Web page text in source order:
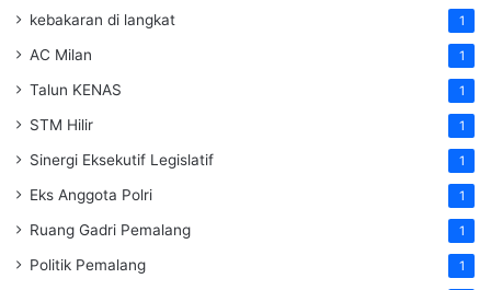
kebakaran di langkat 1
AC Milan 1
Talun KENAS 1
STM Hilir 1
Sinergi Eksekutif Legislatif 1
Eks Anggota Polri 1
Ruang Gadri Pemalang 1
Politik Pemalang 1